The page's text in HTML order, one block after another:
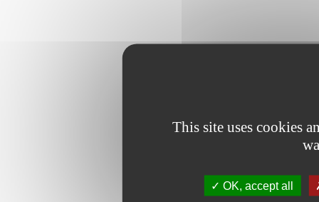
This site uses cookies
OK, accept all